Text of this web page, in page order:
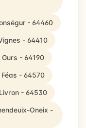
- 64460
- 64410
- 64190
- 64570
- 64530
Oneix -